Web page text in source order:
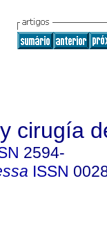
cirugía
2594-
ISSN